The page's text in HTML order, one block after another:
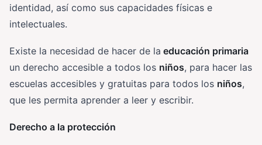
identidad, así como sus capacidades físicas e
intelectuales.
Existe la necesidad de hacer de la educación primaria
un derecho accesible a todos los niños, para hacer las
escuelas accesibles y gratuitas para todos los niños,
que les permita aprender a leer y escribir.
Derecho a la protección